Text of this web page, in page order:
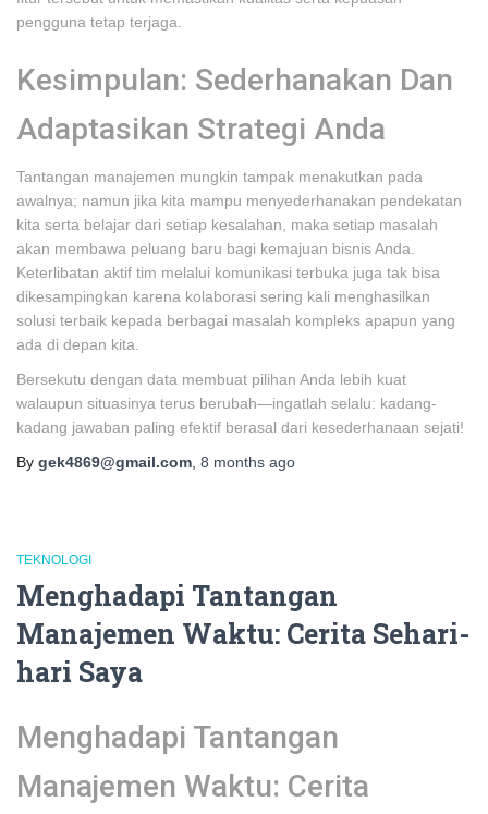
pengguna tetap terjaga.
Kesimpulan: Sederhanakan Dan
Adaptasikan Strategi Anda
Tantangan manajemen mungkin tampak menakutkan pada
awalnya; namun jika kita mampu menyederhanakan pendekatan
kita serta belajar dari setiap kesalahan, maka setiap masalah
akan membawa peluang baru bagi kemajuan bisnis Anda.
Keterlibatan aktif tim melalui komunikasi terbuka juga tak bisa
dikesampingkan karena kolaborasi sering kali menghasilkan
solusi terbaik kepada berbagai masalah kompleks apapun yang
ada di depan kita.
Bersekutu dengan data membuat pilihan Anda lebih kuat
walaupun situasinya terus berubah—ingatlah selalu: kadang-
kadang jawaban paling efektif berasal dari kesederhanaan sejati!
By gek4869@gmail.com 8 months ago
TEKNOLOGI
Menghadapi Tantangan
Manajemen Waktu: Cerita Sehari-
hari Saya
Menghadapi Tantangan
Manajemen Waktu: Cerita